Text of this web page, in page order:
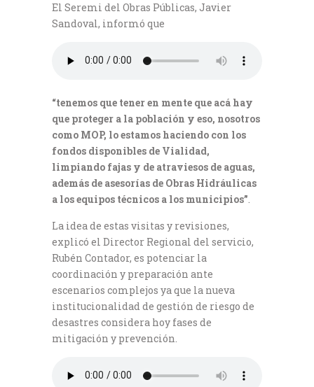
El Seremi del Obras Públicas, Javier
Sandoval, informó que
“tenemos que tener en mente que acá hay
que proteger a la población y eso, nosotros
como MOP, lo estamos haciendo con los
fondos disponibles de Vialidad,
limpiando fajas y de atraviesos de aguas,
además de asesorías de Obras Hidráulicas
a los equipos técnicos a los municipios”.
La idea de estas visitas y revisiones,
explicó el Director Regional del servicio,
Rubén Contador, es potenciar la
coordinación y preparación ante
escenarios complejos ya que la nueva
institucionalidad de gestión de riesgo de
desastres considera hoy fases de
mitigación y prevención.